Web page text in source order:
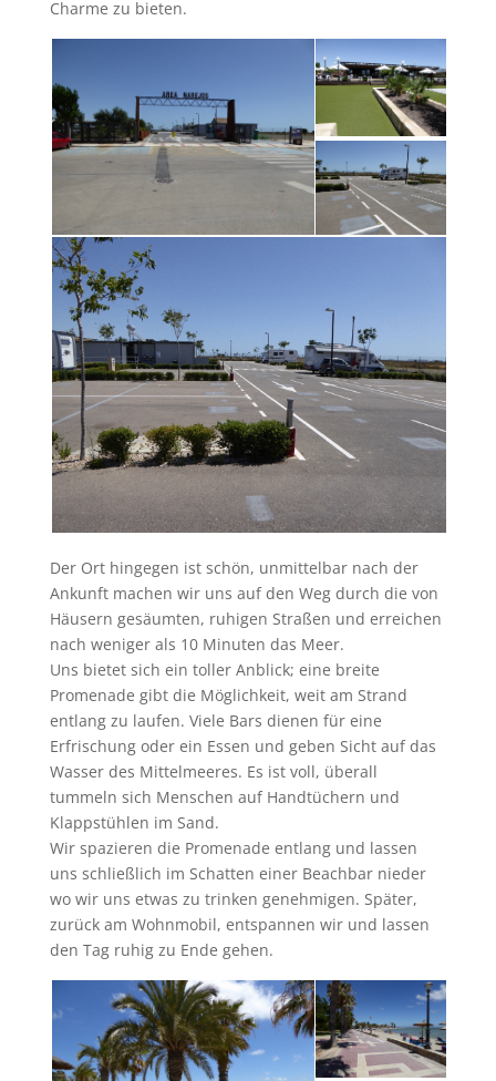
Charme zu bieten.
Der Ort hingegen ist schön, unmittelbar nach der
Ankunft machen wir uns auf den Weg durch die von
Häusern gesäumten, ruhigen Straßen und erreichen
nach weniger als 10 Minuten das Meer.
Uns bietet sich ein toller Anblick; eine breite
Promenade gibt die Möglichkeit, weit am Strand
entlang zu laufen. Viele Bars dienen für eine
Erfrischung oder ein Essen und geben Sicht auf das
Wasser des Mittelmeeres. Es ist voll, überall
tummeln sich Menschen auf Handtüchern und
Klappstühlen im Sand.
Wir spazieren die Promenade entlang und lassen
uns schließlich im Schatten einer Beachbar nieder
wo wir uns etwas zu trinken genehmigen. Später,
zurück am Wohnmobil, entspannen wir und lassen
den Tag ruhig zu Ende gehen.